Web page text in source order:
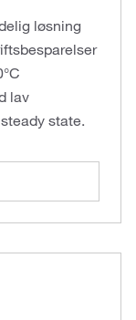
løsning
lav
state.